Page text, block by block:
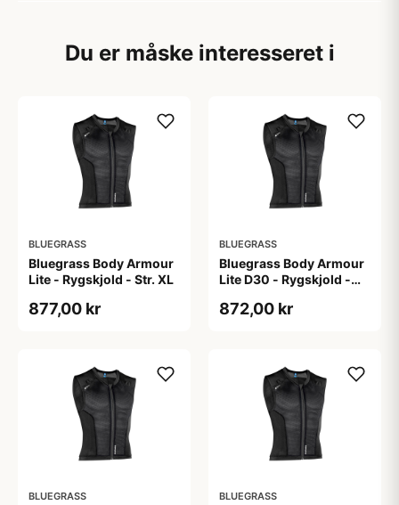
Du er måske interesseret i
BLUEGRASS
Bluegrass Body Armour
Lite - Rygskjold - Str. XL
877,00 kr
BLUEGRASS
Bluegrass Body Armour
Lite D30 - Rygskjold -
872,00 kr
BLUEGRASS BLUEGRASS